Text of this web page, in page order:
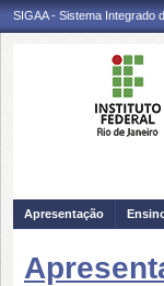
SIGAA - Sistema Integrado
Apresentação